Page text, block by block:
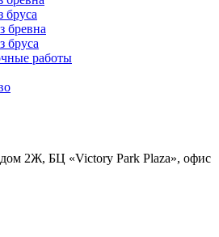
бруса
бревна
бруса
работы
2Ж, БЦ «Victory Park Plaza», офис